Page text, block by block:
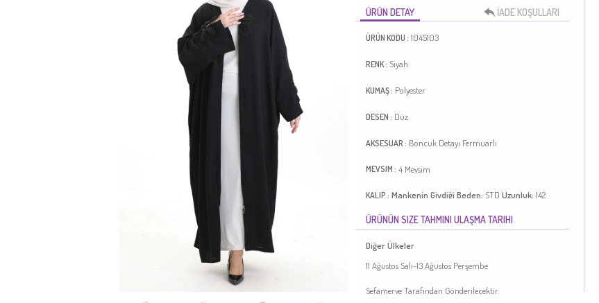
ÜRÜN DETAY İADE KOŞULLARI
ÜRÜN KODU : 1045103
RENK : Siyah
KUMAŞ : Polyester
DESEN : Düz
AKSESUAR : Boncuk Detayı Fermuarlı
MEVSIM : 4 Mevsim
KALIP : Mankenin Giydiği Beden: STD Uzunluk: 142
Siyah renktedir. Polyester kumaş. Sade. Fermuarlı. 4
Mevsim tercih edebilirsiniz. Standart.
Türkiye'de üretilmiştir.
BASEN: 98,BEL: 66, GÖĞÜS : 90,BOY
ÜRÜNÜN SIZE TAHMINI ULAŞMA TARIHI
Diğer Ülkeler
11 Ağustos Salı-13 Ağustos Perşembe
Sefamerve Tarafından Gönderilecektir.